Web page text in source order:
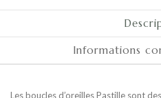
Informations
Les boucles d’oreilles Pastille sont